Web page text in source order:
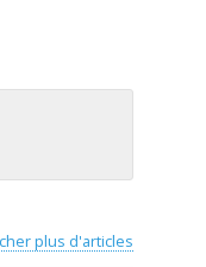
plus d'articles